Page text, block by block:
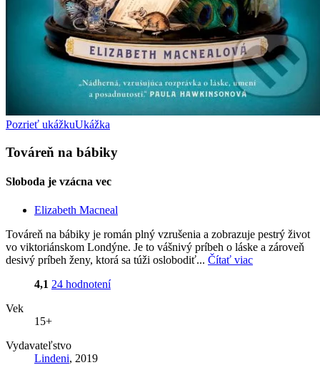
Pozrieť ukážkuUkážka
Továreň na bábiky
Sloboda je vzácna vec
Elizabeth Macneal
Továreň na bábiky je román plný vzrušenia a zobrazuje pestrý život
vo viktoriánskom Londýne. Je to vášnivý príbeh o láske a zároveň
desivý príbeh ženy, ktorá sa túži oslobodiť... Čítať viac
4,1 24 hodnotení
Vek
15+
Vydavateľstvo
Lindeni, 2019